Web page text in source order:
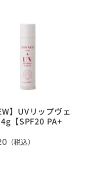
】UVリップヴェ
【SPF20 PA+
（税込）